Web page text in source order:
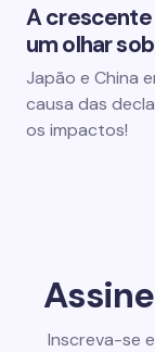
A crescente
um olhar
Japão e China
causa das
os impactos!
Inscreva-se